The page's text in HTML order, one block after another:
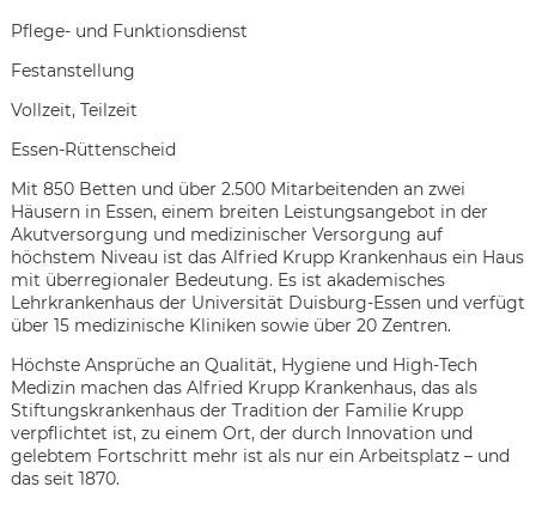
Pflege- und Funktionsdienst
Festanstellung
Vollzeit, Teilzeit
Essen-Rüttenscheid
Mit 850 Betten und über 2.500 Mitarbeitenden an zwei
Häusern in Essen, einem breiten Leistungsangebot in der
Akutversorgung und medizinischer Versorgung auf
höchstem Niveau ist das Alfried Krupp Krankenhaus ein Haus
mit überregionaler Bedeutung. Es ist akademisches
Lehrkrankenhaus der Universität Duisburg-Essen und verfügt
über 15 medizinische Kliniken sowie über 20 Zentren.
Höchste Ansprüche an Qualität, Hygiene und High-Tech
Medizin machen das Alfried Krupp Krankenhaus, das als
Stiftungskrankenhaus der Tradition der Familie Krupp
verpflichtet ist, zu einem Ort, der durch Innovation und
gelebtem Fortschritt mehr ist als nur ein Arbeitsplatz – und
das seit 1870.
Karte anzeigen